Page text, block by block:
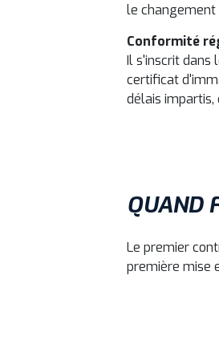
le changement
Conformité
Il s'inscrit dans
certificat
délais
QUAND
Le premier
première mise